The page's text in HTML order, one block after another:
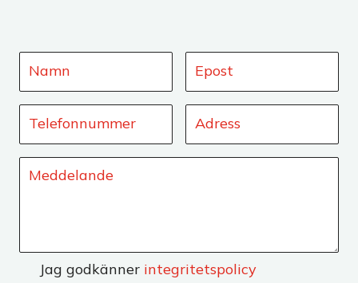
Jag godkänner integritetspolicy